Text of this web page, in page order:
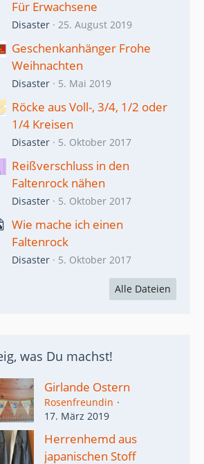
Für Erwachsene
Disaster 25. August 2019
Geschenkanhänger Frohe
Weihnachten
Disaster 5. Mai 2019
Röcke aus Voll-, 3/4, 1/2 oder
1/4 Kreisen
Disaster 5. Oktober 2017
Reißverschluss in den
Faltenrock nähen
Disaster 5. Oktober 2017
Wie mache ich einen
Faltenrock
Disaster 5. Oktober 2017
Alle Dateien
was Du machst!
Girlande Ostern
Rosenfreundin
17. März 2019
Herrenhemd aus
japanischen Stoff